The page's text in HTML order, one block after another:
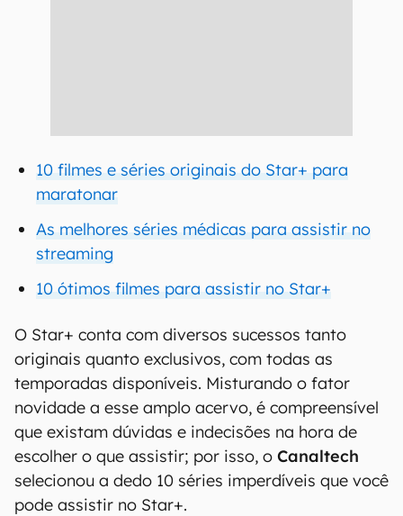
10 filmes e séries originais do Star+ para
maratonar
As melhores séries médicas para assistir no
streaming
10 ótimos filmes para assistir no Star+
O Star+ conta com diversos sucessos tanto
originais quanto exclusivos, com todas as
temporadas disponíveis. Misturando o fator
novidade a esse amplo acervo, é compreensível
que existam dúvidas e indecisões na hora de
escolher o que assistir; por isso, o Canaltech
selecionou a dedo 10 séries imperdíveis que você
pode assistir no Star+.